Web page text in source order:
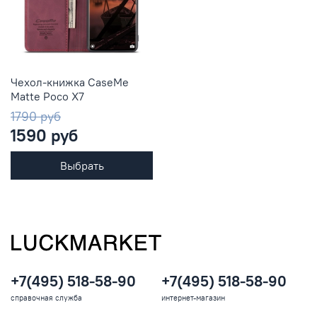
Чехол-книжка CaseMe
Matte Poco X7
1790 руб
1590 руб
Выбрать
+7(495) 518-58-90
справочная служба
+7(495) 518-58-90
интернет-магазин